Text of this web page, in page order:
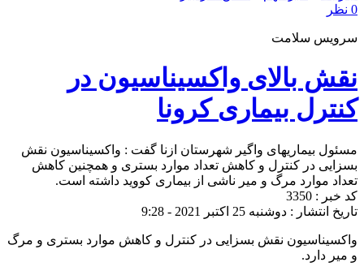
0 نظر
سرویس سلامت
نقش بالای واکسیناسیون در
کنترل بیماری کرونا
مسئول بیماریهای واگیر شهرستان ازنا گفت : واکسیناسیون نقش
بسزایی در کنترل و کاهش تعداد موارد بستری و همچنین کاهش
تعداد موارد مرگ و میر ناشی از بیماری کووید داشته است.
کد خبر : 3350
تاریخ انتشار : دوشنبه 25 اکتبر 2021 - 9:28
واکسیناسیون نقش بسزایی در کنترل و کاهش موارد بستری و مرگ
و میر دارد.